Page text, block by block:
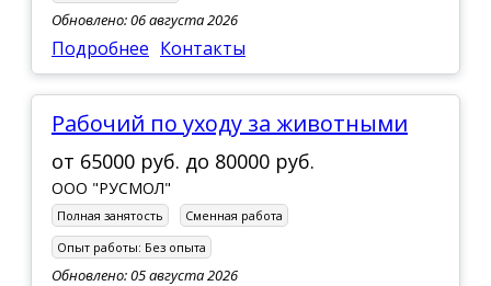
Обновлено: 06 августа 2026
Подробнее Контакты
Рабочий по уходу за животными
от 65000 руб. до 80000 руб.
ООО "РУСМОЛ"
Полная занятость
Сменная работа
Опыт работы: Без опыта
Обновлено: 05 августа 2026